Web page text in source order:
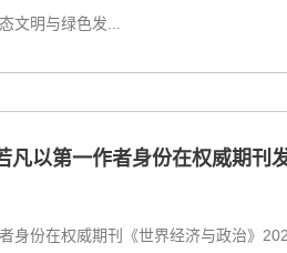
文明与绿色发...
凡以第一作者身份在权威期刊
身份在权威期刊《世界经济与政治》